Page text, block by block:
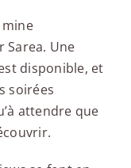
mine
Sarea. Une
disponible, et
soirées
attendre que